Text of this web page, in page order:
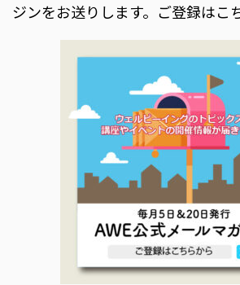
ジンをお送りします。ご登録はこ